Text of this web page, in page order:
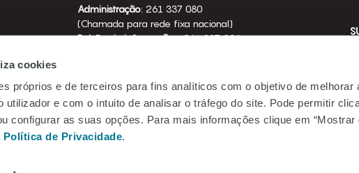
cookies
próprios e de terceiros para fins analíticos com o objetivo de melhorar
utilizador e com o intuito de analisar o tráfego do site. Pode permitir
configurar as suas opções. Para mais informações clique em “Mostrar
Política de Privacidade.
Administração: 261 337 080
(Chamada para rede fixa nacional)
Balcão de Informações: 261 337 094
Emprego
Be.Mundicenter